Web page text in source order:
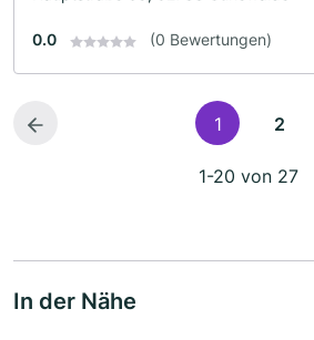
0.0 (0 Bewertungen)
1 2
1-20 von 27
In der Nähe